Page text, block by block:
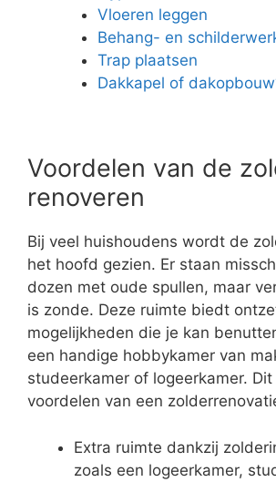
Vloeren leggen
Behang- en
Trap plaatsen
Dakkapel of
Voordelen van de
renoveren
Bij veel huishoudens wordt de
het hoofd gezien. Er staan
dozen met oude spullen, maar
is zonde. Deze ruimte biedt
mogelijkheden die je kan
een handige hobbykamer van
studeerkamer of logeerkamer.
voordelen van een
Extra ruimte dankzij
zoals een logeerkamer,